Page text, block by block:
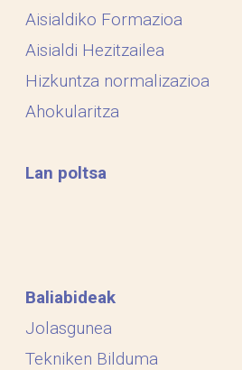
Aisialdiko Formazioa
Aisialdi Hezitzailea
Hizkuntza normalizazioa
Ahokularitza
Lan poltsa
Baliabideak
Jolasgunea
Tekniken Bilduma